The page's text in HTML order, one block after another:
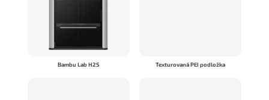
Bambu Lab H2S Texturovaná PEI podložka